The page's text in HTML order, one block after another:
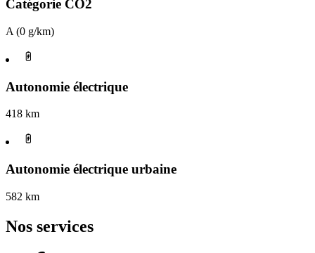
Catégorie CO2
A (0 g/km)
Autonomie électrique
418 km
Autonomie électrique urbaine
582 km
Nos services